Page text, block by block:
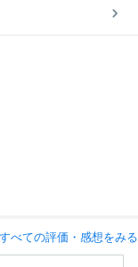
すべての評価・感想をみる